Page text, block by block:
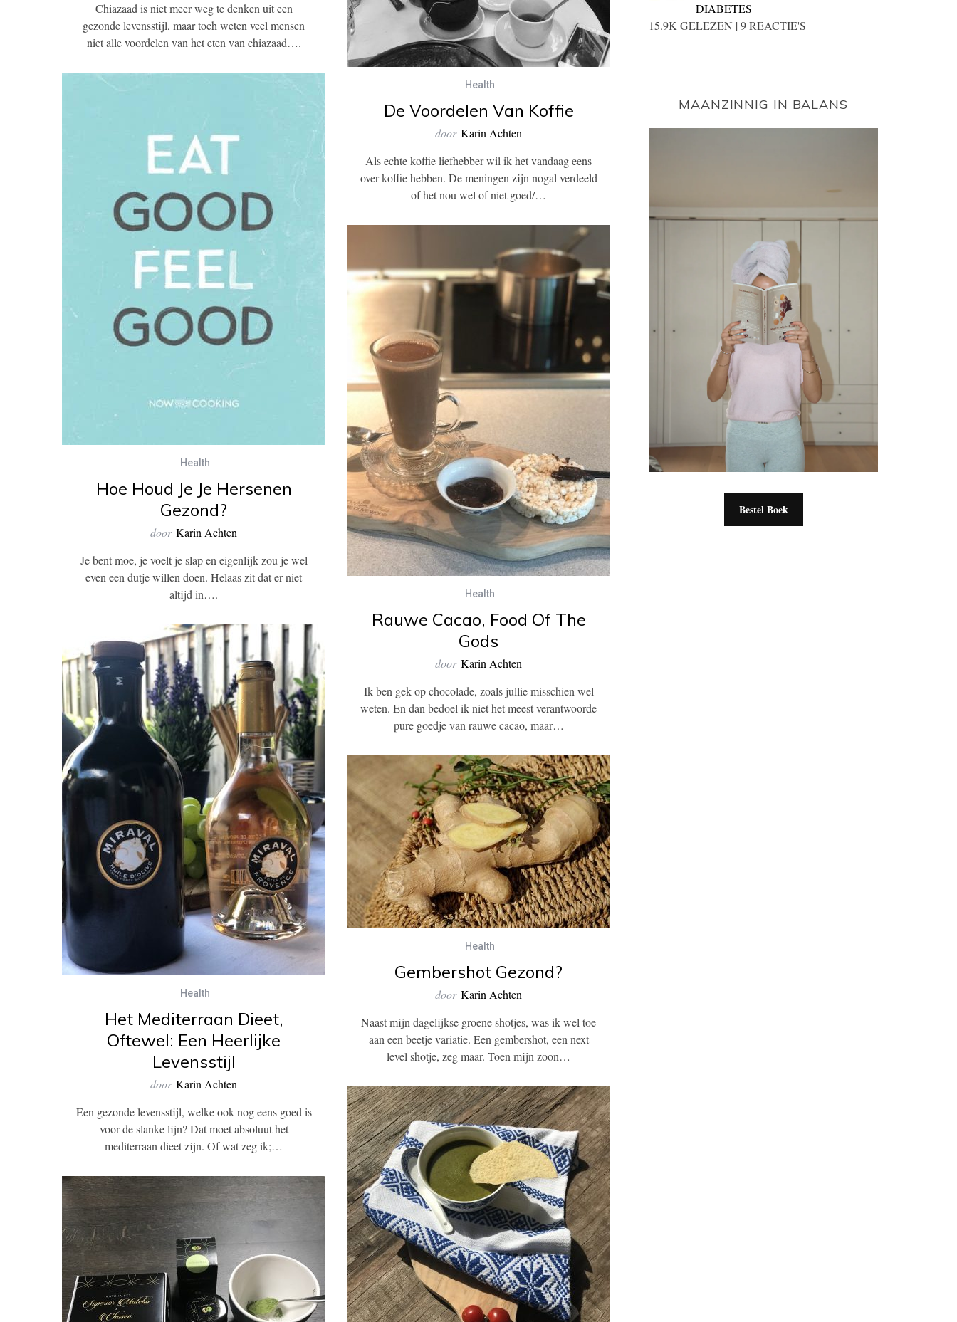
Health
De Voordelen Van Koffie
door Karin Achten
Als echte koffie liefhebber wil ik het vandaag eens
over koffie hebben. De meningen zijn nogal verdeeld
of het nou wel of niet goed/…
Chiazaad is niet meer weg te denken uit een
gezonde levensstijl, maar toch weten veel mensen
niet alle voordelen van het eten van chiazaad….
Health
Hoe Houd Je Je Hersenen
Gezond?
door Karin Achten
Je bent moe, je voelt je slap en eigenlijk zou je wel
even een dutje willen doen. Helaas zit dat er niet
altijd in….
Health
Rauwe Cacao, Food Of The
Gods
door Karin Achten
Ik ben gek op chocolade, zoals jullie misschien wel
weten. En dan bedoel ik niet het meest verantwoorde
pure goedje van rauwe cacao, maar…
Health
Het Mediterraan Dieet,
Oftewel: Een Heerlijke
Levensstijl
door Karin Achten
Een gezonde levensstijl, welke ook nog eens goed is
voor de slanke lijn? Dat moet absoluut het
mediterraan dieet zijn. Of wat zeg ik;…
Health
Gembershot Gezond?
door Karin Achten
Naast mijn dagelijkse groene shotjes, was ik wel toe
aan een beetje variatie. Een gembershot, een next
level shotje, zeg maar. Toen mijn zoon…
DIABETES
15.9K GELEZEN | 9 REACTIE'S
MAANZINNIG IN BALANS
Bestel Boek